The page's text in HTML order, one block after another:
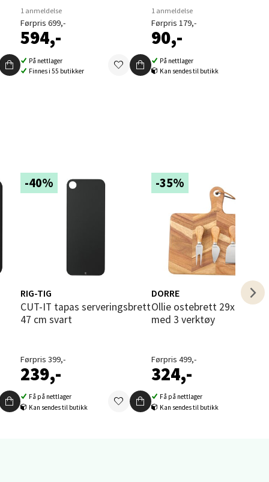
1 anmeldelse
Førpris 699,-
594,-
På nettlager
Finnes i 55 butikker
1 anmeldelse
Førpris 179,-
90,-
På nettlager
Kan sendes til butikk
-40%
RIG-TIG
CUT-IT tapas serveringsbrett
47 cm svart
Førpris 399,-
239,-
Få på nettlager
Kan sendes til butikk
-35%
DORRE
Ollie ostebrett 29x30 cm
med 3 verktøy
Førpris 499,-
324,-
Få på nettlager
Kan sendes til butikk